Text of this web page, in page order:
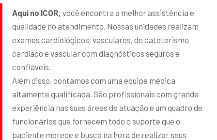
Aqui no ICOR, você encontra a melhor assistência e
qualidade no atendimento. Nossas unidades realizam
exames cardiológicos, vasculares, de cateterismo
cardíaco e vascular com diagnósticos seguros e
confiáveis.
Além disso, contamos com uma equipe médica
altamente qualificada. São profissionais com grande
experiência nas suas áreas de atuação e um quadro de
funcionários que fornecem todo o suporte que o
paciente merece e busca na hora de realizar seus